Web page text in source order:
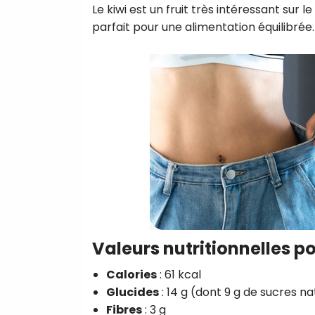
Le kiwi est un fruit très intéressant sur
parfait pour une alimentation équilibrée.
Valeurs nutritionnelles
Calories: 61 kcal
Glucides: 14 g (dont 9 g de sucres
Fibres: 3 g